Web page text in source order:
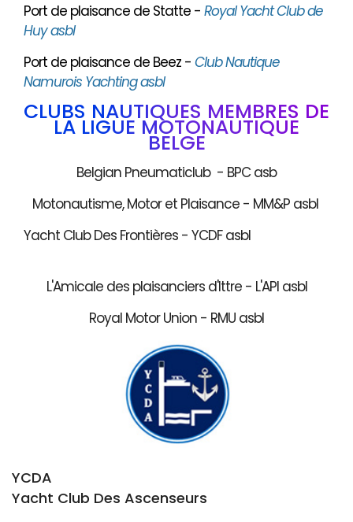
Port de plaisance de Statte - Royal Yacht Club de
Huy asbl
Port de plaisance de Beez - Club Nautique
Namurois Yachting asbl
CLUBS NAUTIQUES MEMBRES DE
LA LIGUE MOTONAUTIQUE
BELGE
Belgian Pneumaticlub - BPC asb
Motonautisme, Motor et Plaisance - MM&P asbl
Yacht Club Des Frontières - YCDF asbl
L'Amicale des plaisanciers d'Ittre - L'API asbl
Royal Motor Union - RMU asbl
YCDA
Yacht Club Des Ascenseurs